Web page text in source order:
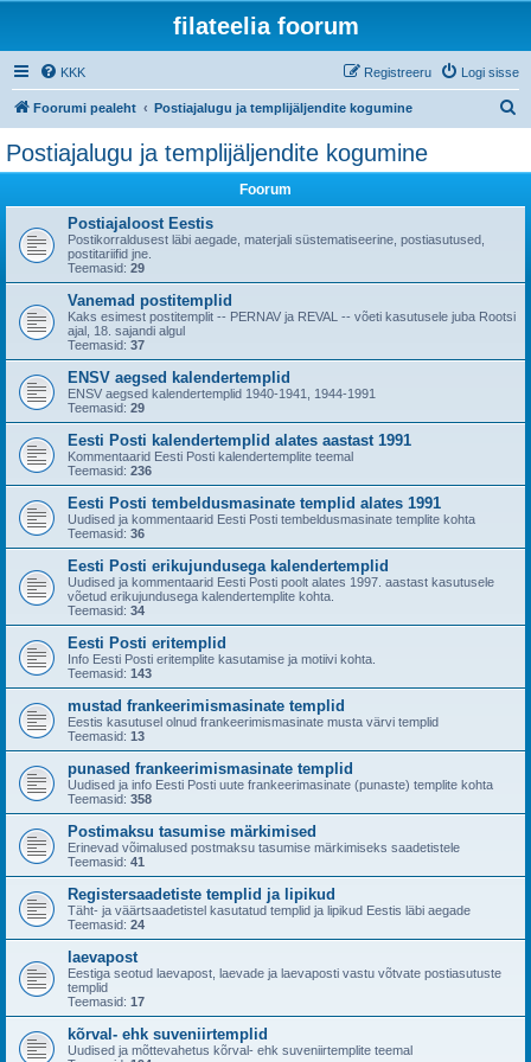
filateelia foorum
KKK Logi sisse
Registreeru
Foorumi pealeht Postiajalugu ja templijäljendite kogumine
Postiajalugu ja templijäljendite kogumine
Foorum
Postiajaloost Eestis
Postikorraldusest läbi aegade, materjali süstematiseerine, postiasutused,
postitariifid jne.
Teemasid: 29
Vanemad postitemplid
Kaks esimest postitemplit -- PERNAV ja REVAL -- võeti kasutusele juba Rootsi
ajal, 18. sajandi algul
Teemasid: 37
ENSV aegsed kalendertemplid
ENSV aegsed kalendertemplid 1940-1941, 1944-1991
Teemasid: 29
Eesti Posti kalendertemplid alates aastast 1991
Kommentaarid Eesti Posti kalendertemplite teemal
Teemasid: 236
Eesti Posti tembeldusmasinate templid alates 1991
Uudised ja kommentaarid Eesti Posti tembeldusmasinate templite kohta
Teemasid: 36
Eesti Posti erikujundusega kalendertemplid
Uudised ja kommentaarid Eesti Posti poolt alates 1997. aastast kasutusele
võetud erikujundusega kalendertemplite kohta.
Teemasid: 34
Eesti Posti eritemplid
Info Eesti Posti eritemplite kasutamise ja motiivi kohta.
Teemasid: 143
mustad frankeerimismasinate templid
Eestis kasutusel olnud frankeerimismasinate musta värvi templid
Teemasid: 13
punased frankeerimismasinate templid
Uudised ja info Eesti Posti uute frankeerimasinate (punaste) templite kohta
Teemasid: 358
Postimaksu tasumise märkimised
Erinevad võimalused postmaksu tasumise märkimiseks saadetistele
Teemasid: 41
Registersaadetiste templid ja lipikud
Täht- ja väärtsaadetistel kasutatud templid ja lipikud Eestis läbi aegade
Teemasid: 24
laevapost
Eestiga seotud laevapost, laevade ja laevaposti vastu võtvate postiasutuste
templid
Teemasid: 17
kõrval- ehk suveniirtemplid
Uudised ja mõttevahetus kõrval- ehk suveniirtemplite teemal